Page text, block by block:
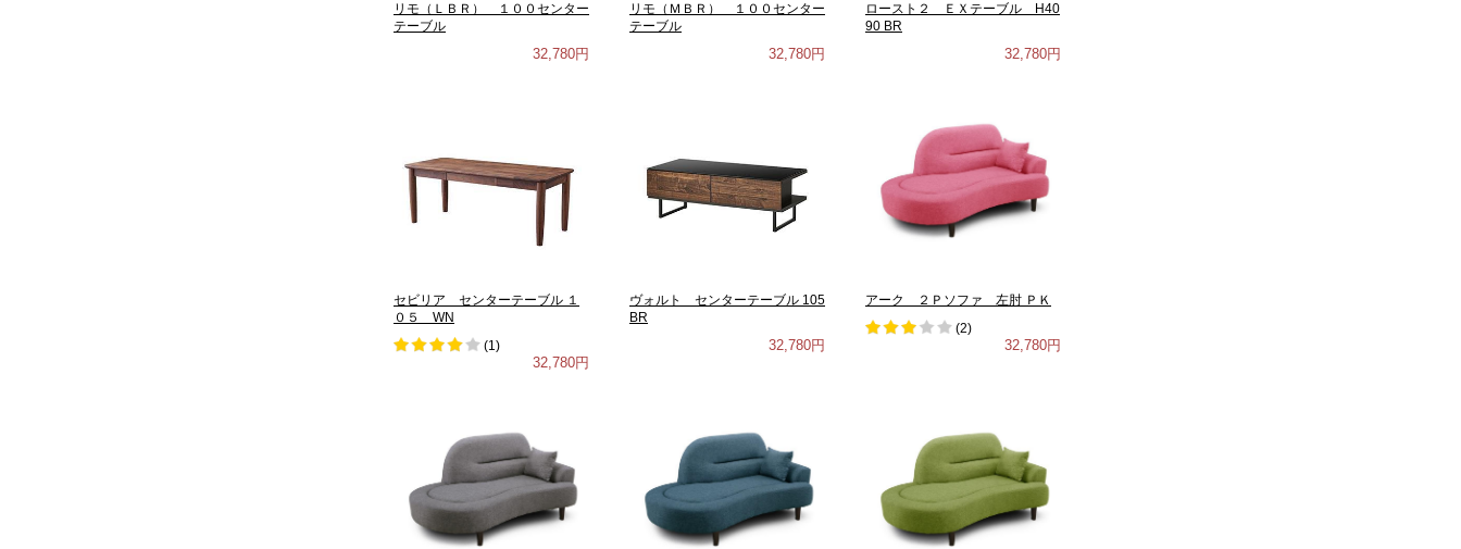
リモ（ＬＢＲ） １００センター
テーブル
32,780円
リモ（ＭＢＲ） １００センター
テーブル
32,780円
ロースト２ ＥＸテーブル H40
90 BR
32,780円
セビリア センターテーブル １
０５ WN
(1)
32,780円
ヴォルト センターテーブル 105
BR
32,780円
アーク ２Ｐソファ 左肘 ＰＫ
(2)
32,780円